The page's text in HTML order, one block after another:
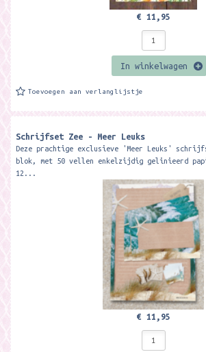
€ 11,95
In winkelwagen
Toevoegen aan verlanglijstje
Schrijfset Zee - Meer Leuks
Deze prachtige exclusieve 'Meer Leuks'
blok, met 50 vellen enkelzijdig gelinieerd
12...
€ 11,95